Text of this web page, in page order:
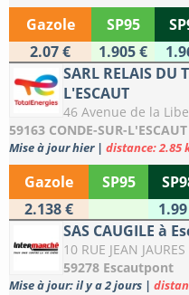
Gazole SP95
2.07 €
1.905 €
SARL RELAIS DU
L'ESCAUT
46 Avenue de la
59163 CONDE-SUR-L'ESCAUT
Mise à jour hier | distance: 2.85
Gazole SP95
2.138 €
SAS CAUGILE à
10 RUE JEAN JAURES
59278 Escautpont
Mise à jour: il y a 2 jours |